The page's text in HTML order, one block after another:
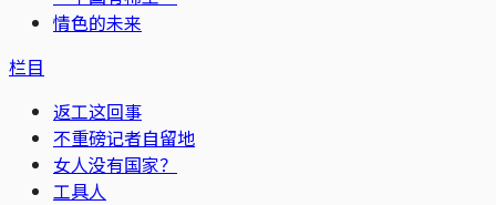
情色的未来
栏目
返工这回事
不重磅记者自留地
女人没有国家？
工具人